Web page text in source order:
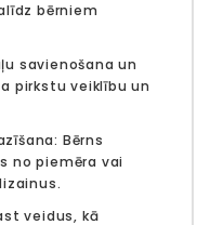
bērniem
savienošana un
pirkstu veiklību un
Bērns
no piemēra vai
veidus, kā